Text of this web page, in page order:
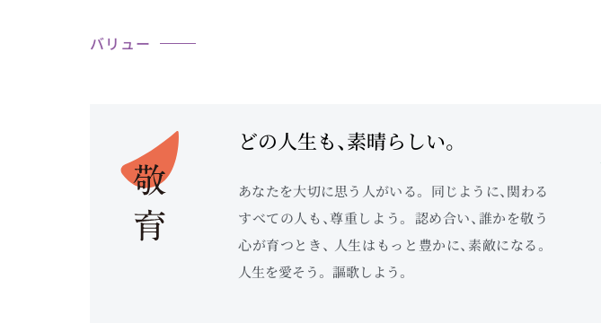
バリュー
どの人生も、素晴らしい。
あなたを大切に思う人がいる。 同じように、関わる
すべての人も、尊重しよう。 認め合い、誰かを敬う
心が育つとき、 人生はもっと豊かに、素敵になる。
人生を愛そう。 謳歌しよう。